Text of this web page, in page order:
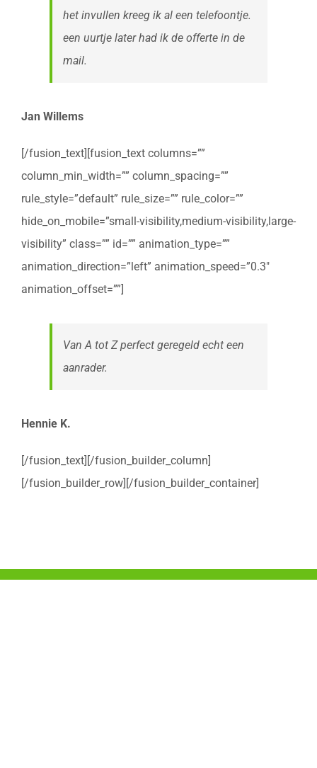
het invullen kreeg ik al een telefoontje.
een uurtje later had ik de offerte in de
mail.
Jan Willems
[/fusion_text][fusion_text columns=””
column_min_width=”” column_spacing=””
rule_style=”default” rule_size=”” rule_color=””
hide_on_mobile=”small-visibility,medium-visibility,large-
visibility” class=”” id=”” animation_type=””
animation_direction=”left” animation_speed=”0.3″
animation_offset=””]
Van A tot Z perfect geregeld echt een
aanrader.
Hennie K.
[/fusion_text][/fusion_builder_column]
[/fusion_builder_row][/fusion_builder_container]